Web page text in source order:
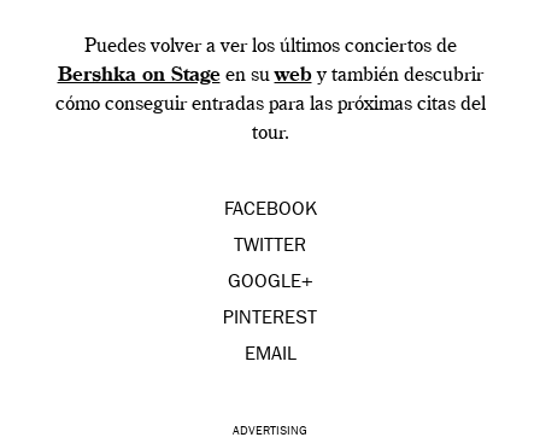
Puedes volver a ver los últimos conciertos de
Bershka on Stageen suweby también descubrir
cómo conseguir entradas para las próximas citas del
tour.
FACEBOOK
TWITTER
GOOGLE+
PINTEREST
EMAIL
ADVERTISING